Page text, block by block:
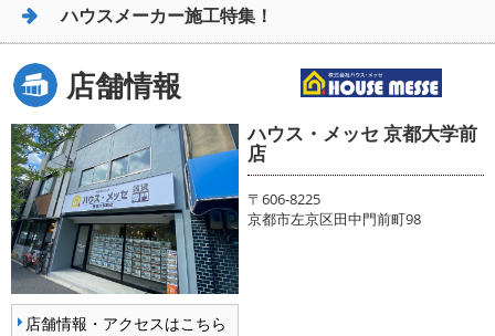
ハウスメーカー施工特集！
店舗情報
店舗情報・アクセスはこちら
ハウス・メッセ 京都大学前
店
〒606-8225
京都市左京区田中門前町98